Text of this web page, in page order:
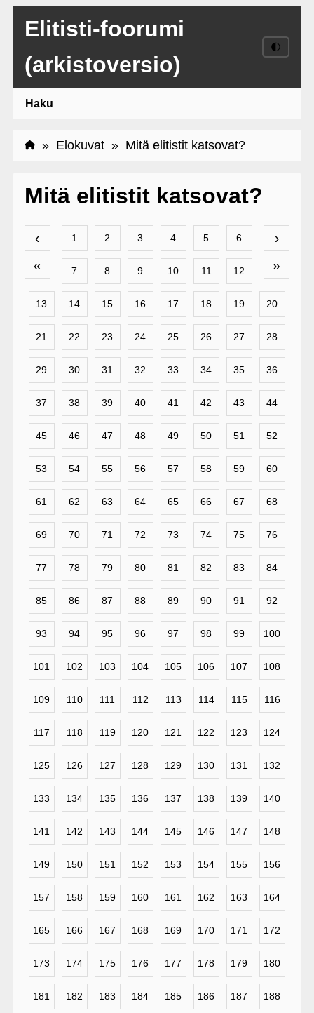
Elitisti-foorumi
(arkistoversio)
🌓
Haku
» Elokuvat» Mitä elitistit katsovat?
Mitä elitistit katsovat?
‹
«
›
»
1 2 3 4 5 6
7 8 9 10 11 12
13 14 15 16 17 18 19 20
21 22 23 24 25 26 27 28
29 30 31 32 33 34 35 36
37 38 39 40 41 42 43 44
45 46 47 48 49 50 51 52
53 54 55 56 57 58 59 60
61 62 63 64 65 66 67 68
69 70 71 72 73 74 75 76
77 78 79 80 81 82 83 84
85 86 87 88 89 90 91 92
93 94 95 96 97 98 99 100
101 102 103 104 105 106 107 108
109 110 111 112 113 114 115 116
117 118 119 120 121 122 123 124
125 126 127 128 129 130 131 132
133 134 135 136 137 138 139 140
141 142 143 144 145 146 147 148
149 150 151 152 153 154 155 156
157 158 159 160 161 162 163 164
165 166 167 168 169 170 171 172
173 174 175 176 177 178 179 180
181 182 183 184 185 186 187 188